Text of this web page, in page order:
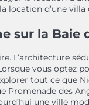
location d’une
sur la Baie
L’architecture
vous optez
tout ce que
des
une ville